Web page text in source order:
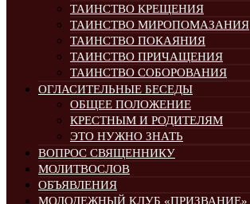
ТАИНСТВО КРЕЩЕНИЯ
ТАИНСТВО МИРОПОМАЗАНИЯ
ТАИНСТВО ПОКАЯНИЯ
ТАИНСТВО ПРИЧАЩЕНИЯ
ТАИНСТВО СОБОРОВАНИЯ
ОГЛАСИТЕЛЬНЫЕ БЕСЕДЫ
ОБЩЕЕ ПОЛОЖЕНИЕ
КРЕСТНЫМ И РОДИТЕЛЯМ
ЭТО НУЖНО ЗНАТЬ
ВОПРОС СВЯЩЕННИКУ
МОЛИТВОСЛОВ
ОБЪЯВЛЕНИЯ
МОЛОДЕЖНЫЙ КЛУБ «ПРИЗВАНИЕ»